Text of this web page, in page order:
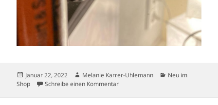
Veröffentlicht
am
Januar 22, 2022 Autor
Melanie Karrer-Uhlemann Kategorien
Neu im
Shop
Schreibe einen Kommentarzu !!! NEU BEI UNS !!!